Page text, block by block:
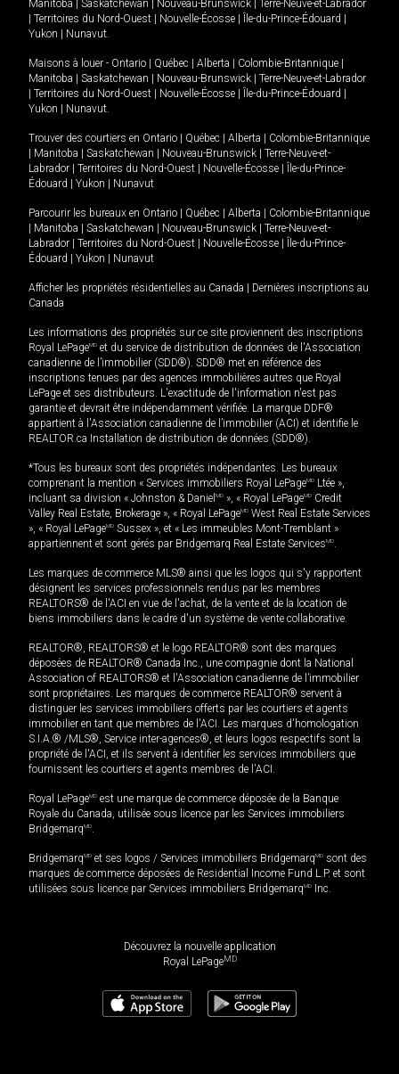
Manitoba
Saskatchewan Nouveau-Brunswick
Terre-Neuve-et-Labrador
Territoires du Nord-Ouest Nouvelle-Écosse Île-du-Prince-Édouard
Yukon
Nunavut.
Maisons à louer - Ontario Québec Alberta Colombie-Britannique
Manitoba
Saskatchewan Nouveau-Brunswick
Terre-Neuve-et-Labrador
Territoires du Nord-Ouest Nouvelle-Écosse Île-du-Prince-Édouard
Yukon
Nunavut.
Trouver des courtiers en Ontario Québec Alberta
Colombie-Britannique
Manitoba Saskatchewan Nouveau-Brunswick
Terre-Neuve-et-
Labrador
Territoires du Nord-Ouest Nouvelle-Écosse
Île-du-Prince-
Édouard
Yukon Nunavut
Parcourir les bureaux en Ontario Québec Alberta
Colombie-Britannique
Manitoba Saskatchewan Nouveau-Brunswick
Terre-Neuve-et-
Labrador
Territoires du Nord-Ouest Nouvelle-Écosse
Île-du-Prince-
Édouard
Yukon Nunavut
Afficher les propriétés résidentielles au Canada
Dernières inscriptions au
Canada
Les informations des propriétés sur ce site proviennent des inscriptions
Royal LePageMD et du service de distribution de données de l'Association
canadienne de l’immobilier (SDD®). SDD® met en référence des
inscriptions tenues par des agences immobilières autres que Royal
LePage et ses distributeurs. L'exactitude de l'information n'est pas
garantie et devrait être indépendamment vérifiée. La marque DDF®
appartient à l'Association canadienne de l’immobilier (ACI) et identifie le
REALTOR.ca Installation de distribution de données (SDD®).
*Tous les bureaux sont des propriétés indépendantes. Les bureaux
comprenant la mention « Services immobiliers Royal LePageMD Ltée »,
incluant sa division « Johnston & Daniel MD », « Royal LePageMD Credit
Valley Real Estate, Brokerage », « Royal LePageMD West Real Estate Services
», « Royal LePageMD Sussex », et « Les immeubles Mont-Tremblant »
appartiennent et sont gérés par Bridgemarq Real Estate ServicesMD.
Les marques de commerce MLS® ainsi que les logos qui s'y rapportent
désignent les services professionnels rendus par les membres
REALTORS® de l'ACI en vue de l'achat, de la vente et de la location de
biens immobiliers dans le cadre d'un système de vente collaborative.
REALTOR®, REALTORS® et le logo REALTOR® sont des marques
déposées de REALTOR® Canada Inc., une compagnie dont la National
Association of REALTORS® et l'Association canadienne de l’immobilier
sont propriétaires. Les marques de commerce REALTOR® servent à
distinguer les services immobiliers offerts par les courtiers et agents
immobilier en tant que membres de l'ACI. Les marques d'homologation
S.I.A.® /MLS®, Service inter-agences®, et leurs logos respectifs sont la
propriété de l'ACI, et ils servent à identifier les services immobiliers que
fournissent les courtiers et agents membres de l'ACI.
Royal LePageMD est une marque de commerce déposée de la Banque
Royale du Canada, utilisée sous licence par les Services immobiliers
BridgemarqMD.
BridgemarqMD et ses logos / Services immobiliers BridgemarqMD sont des
marques de commerce déposées de Residential Income Fund L.P. et sont
utilisées sous licence par Services immobiliers BridgemarqMD Inc.
Découvrez la nouvelle application
Royal LePageMD